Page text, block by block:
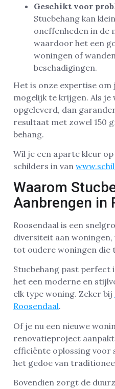
Geschikt voor
Stucbehang kan
oneffenheden in de
waardoor het een
woningen of
beschadigingen.
Het is onze expertise
mogelijk te krijgen. Als je
opgeleverd, dan
resultaat met zowel 150
behang.
Wil je een aparte kleur
schilders in van
Waarom
Aanbrengen in
Roosendaal is een
diversiteit aan
tot oudere woningen die
Stucbehang past perfect
het een moderne en
elk type woning. Zeker bij
Roosendaal.
Of je nu een nieuwe
renovatieproject
efficiënte oplossing voor
het gedoe van
Bovendien zorgt de